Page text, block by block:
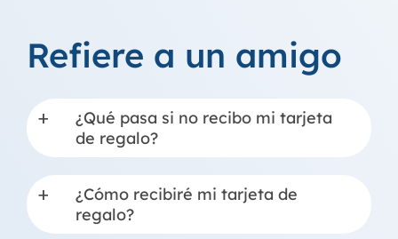
Refiere a un amigo
a
¿Qué pasa si no recibo mi tarjeta
de regalo?
a
¿Cómo recibiré mi tarjeta de
regalo?